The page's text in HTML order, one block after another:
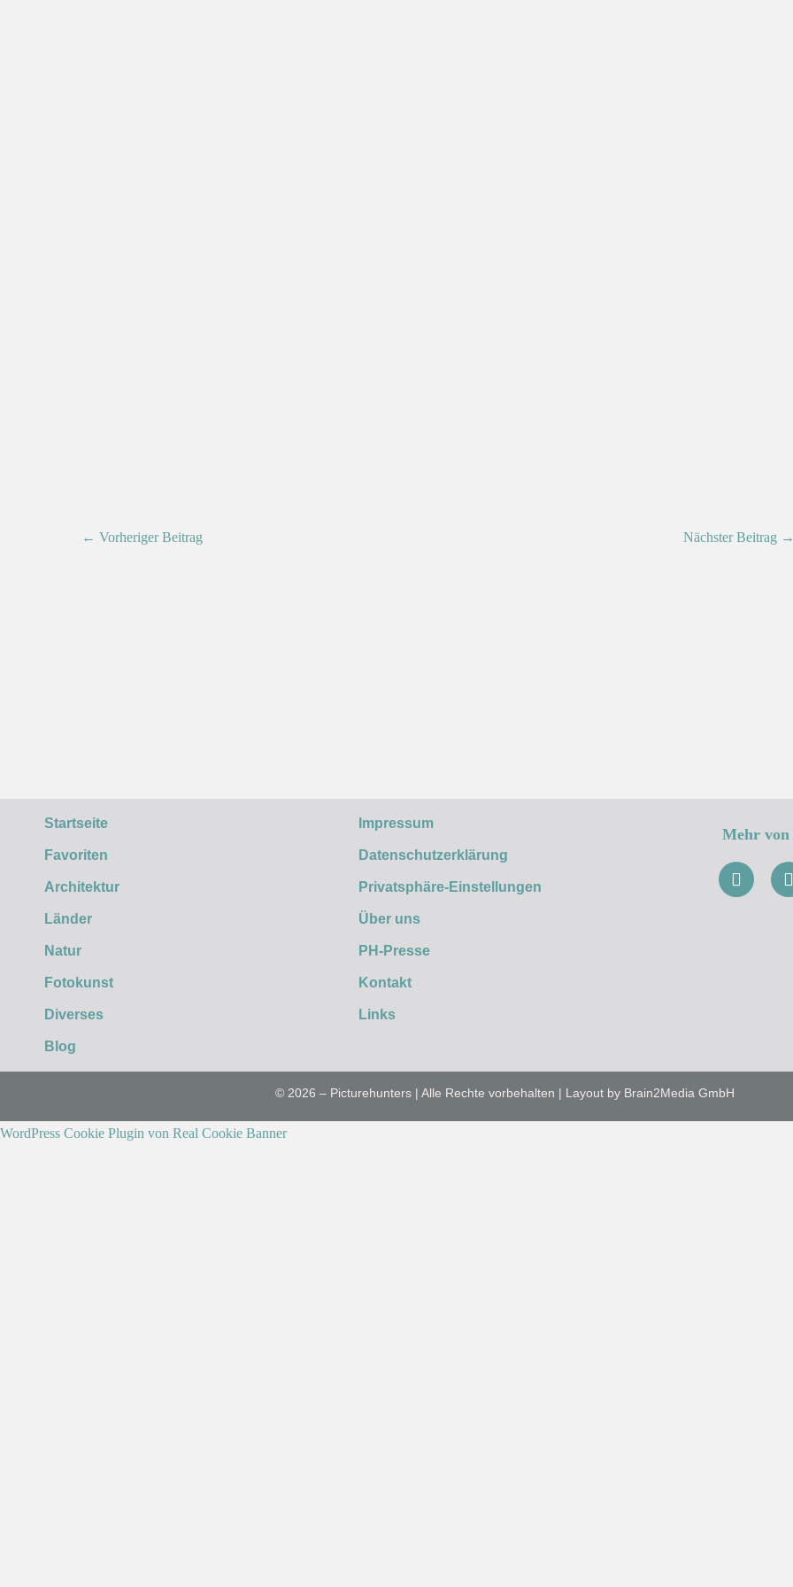
← Vorheriger Beitrag Nächster Beitrag →
Startseite
Favoriten
Architektur
Länder
Natur
Fotokunst
Diverses
Blog
Impressum
Datenschutzerklärung
Privatsphäre-Einstellungen
Über uns
PH-Presse
Kontakt
Links
Mehr von
© 2026 – Picturehunters | Alle Rechte vorbehalten | Layout by Brain2Media GmbH
WordPress Cookie Plugin von Real Cookie Banner